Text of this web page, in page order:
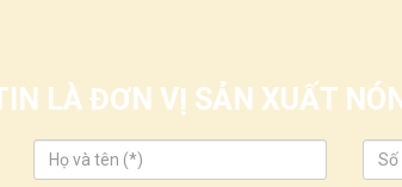
LÀ ĐƠN VỊ SẢN XUẤT